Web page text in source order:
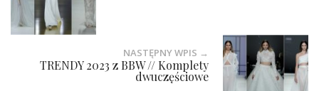
NASTĘPNY WPIS →
TRENDY 2023 z BBW // Komplety
dwuczęściowe